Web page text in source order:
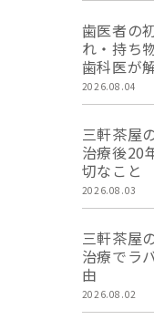
歯医者の
れ・持ち
歯科医が
2026.08.04
三軒茶屋
治療後20
切なこと
2026.08.03
三軒茶屋
治療でラ
由
2026.08.02